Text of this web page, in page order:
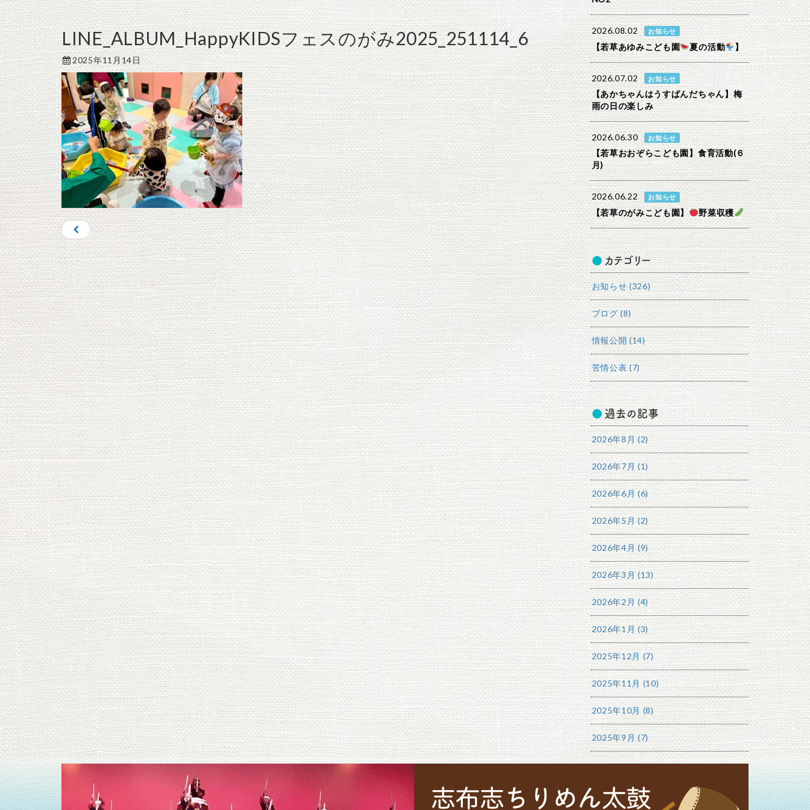
LINE_ALBUM_HappyKIDSフェスのがみ2025_251114_6
2025年11月14日
2026.08.02 お知らせ
【若草あゆみこども園 夏の活動 】
2026.07.02 お知らせ
【あかちゃんはうすぱんだちゃん】梅
雨の日の楽しみ
2026.06.30 お知らせ
【若草おおぞらこども園】食育活動(６
月)
2026.06.22 お知らせ
【若草のがみこども園】 野菜収穫
カテゴリー
お知らせ (326)
ブログ (8)
情報公開 (14)
苦情公表 (7)
過去の記事
2026年8月 (2)
2026年7月 (1)
2026年6月 (6)
2026年5月 (2)
2026年4月 (9)
2026年3月 (13)
2026年2月 (4)
2026年1月 (3)
2025年12月 (7)
2025年11月 (10)
2025年10月 (8)
2025年9月 (7)